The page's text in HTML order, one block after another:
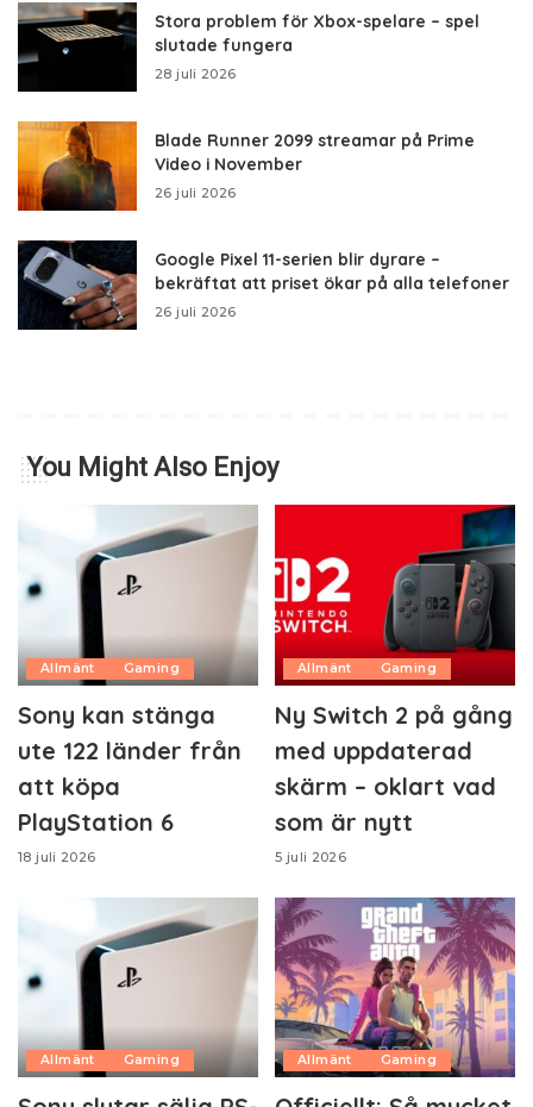
Stora problem för Xbox-spelare – spel
slutade fungera
28 juli 2026
Blade Runner 2099 streamar på Prime
Video i November
26 juli 2026
Google Pixel 11-serien blir dyrare –
bekräftat att priset ökar på alla telefoner
26 juli 2026
You Might Also Enjoy
Allmänt Gaming
Sony kan stänga
ute 122 länder från
att köpa
PlayStation 6
18 juli 2026
Allmänt Gaming
Ny Switch 2 på gång
med uppdaterad
skärm – oklart vad
som är nytt
5 juli 2026
Allmänt Gaming Allmänt Gaming